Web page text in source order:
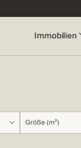
Immobilien
Größe (m²)